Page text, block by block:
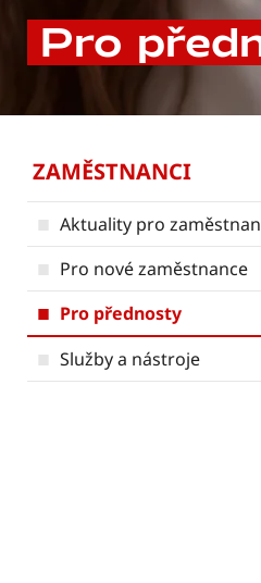
Pro
ZAMĚSTNANCI
Aktuality pro
Pro nové zaměstnance
Pro přednosty
Služby a nástroje